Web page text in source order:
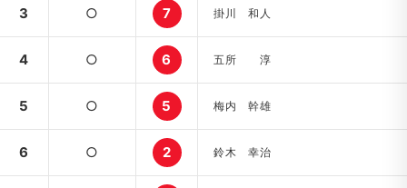
3 ○ 7 掛川 和人
4 ○ 6 五所 淳
5 ○ 5 梅内 幹雄
6 ○ 2 鈴木 幸治